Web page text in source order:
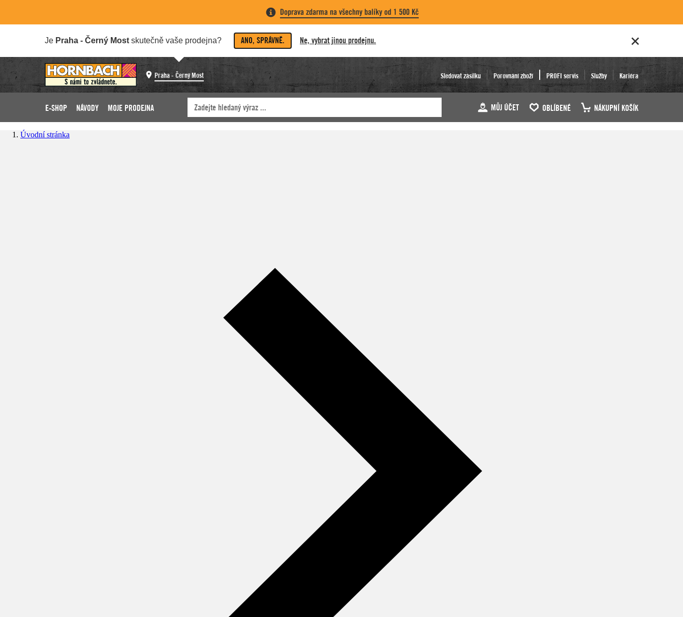
Doprava zdarma na všechny balíky od 1 500 Kč
Je Praha - Černý Most skutečně vaše prodejna? ANO, SPRÁVNĚ. Ne, vybrat jinou prodejnu.
Praha - Černý Most Sledovat zásilku Porovnání zboží PROFI servis Služby Kariéra
E-SHOP NÁVODY MOJE PRODEJNA MŮJ ÚČET OBLÍBENÉ NÁKUPNÍ KOŠÍK
Úvodní stránka